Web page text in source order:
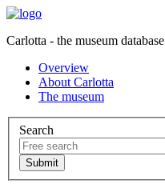
Carlotta - the museum database
Overview
About Carlotta
The museum
Search